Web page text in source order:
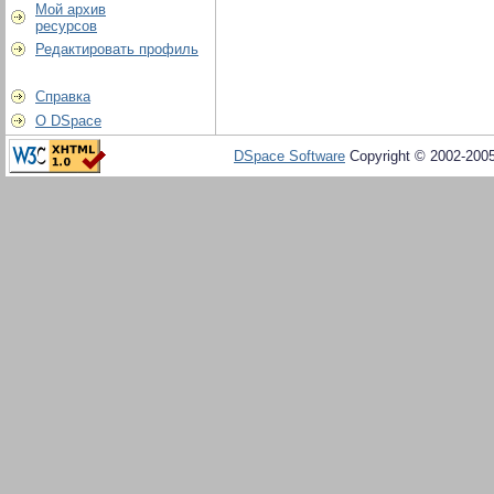
Мой архив
ресурсов
Редактировать профиль
Справка
О DSpace
DSpace Software Copyright © 2002-